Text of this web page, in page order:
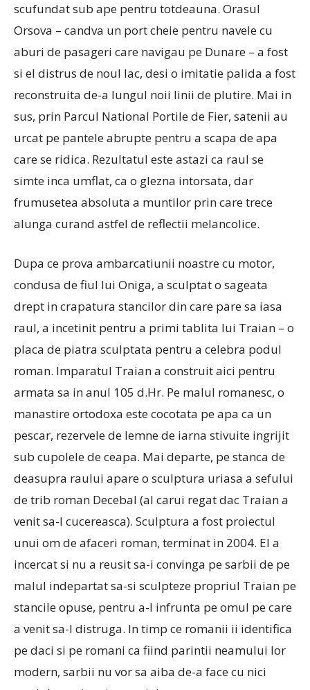
scufundat sub ape pentru totdeauna. Orasul
Orsova – candva un port cheie pentru navele cu
aburi de pasageri care navigau pe Dunare – a fost
si el distrus de noul lac, desi o imitatie palida a fost
reconstruita de-a lungul noii linii de plutire. Mai in
sus, prin Parcul National Portile de Fier, satenii au
urcat pe pantele abrupte pentru a scapa de apa
care se ridica. Rezultatul este astazi ca raul se
simte inca umflat, ca o glezna intorsata, dar
frumusetea absoluta a muntilor prin care trece
alunga curand astfel de reflectii melancolice.
Dupa ce prova ambarcatiunii noastre cu motor,
condusa de fiul lui Oniga, a sculptat o sageata
drept in crapatura stancilor din care pare sa iasa
raul, a incetinit pentru a primi tablita lui Traian – o
placa de piatra sculptata pentru a celebra podul
roman. Imparatul Traian a construit aici pentru
armata sa in anul 105 d.Hr. Pe malul romanesc, o
manastire ortodoxa este cocotata pe apa ca un
pescar, rezervele de lemne de iarna stivuite ingrijit
sub cupolele de ceapa. Mai departe, pe stanca de
deasupra raului apare o sculptura uriasa a sefului
de trib roman Decebal (al carui regat dac Traian a
venit sa-l cucereasca). Sculptura a fost proiectul
unui om de afaceri roman, terminat in 2004. El a
incercat si nu a reusit sa-i convinga pe sarbii de pe
malul indepartat sa-si sculpteze propriul Traian pe
stancile opuse, pentru a-l infrunta pe omul pe care
a venit sa-l distruga. In timp ce romanii ii identifica
pe daci si pe romani ca fiind parintii neamului lor
modern, sarbii nu vor sa aiba de-a face cu nici